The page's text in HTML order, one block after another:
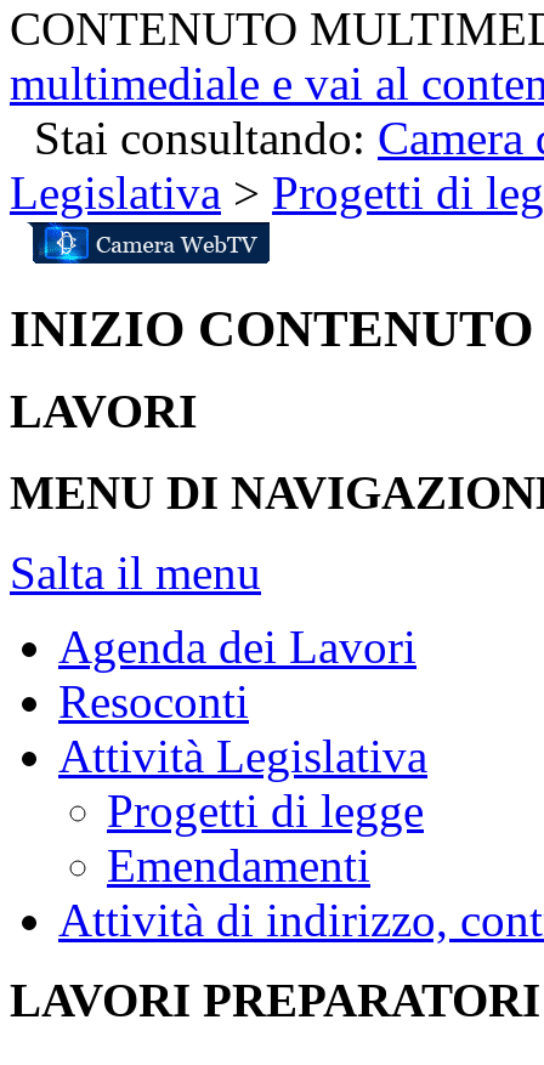
CONTENUTO
multimediale e vai al
Stai consultando: Camera
Legislativa > Progetti di
INIZIO CONTENUTO
LAVORI
MENU DI
Salta il menu
Agenda dei Lavori
Resoconti
Attività Legislativa
Progetti di legge
Emendamenti
Attività di indirizzo,
LAVORI